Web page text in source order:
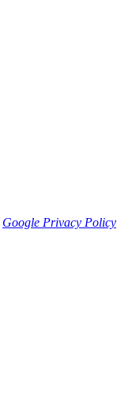
Google Privacy Policy